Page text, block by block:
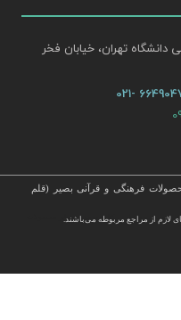
فرهنگی و قرآنی بصیر (قلم
لازم از مراجع مربوطه می‌باشند.
کتب نفیس و معطر , کتاب چرمی و سایر محصولات
دانشگاه تهران، خیابان فخر